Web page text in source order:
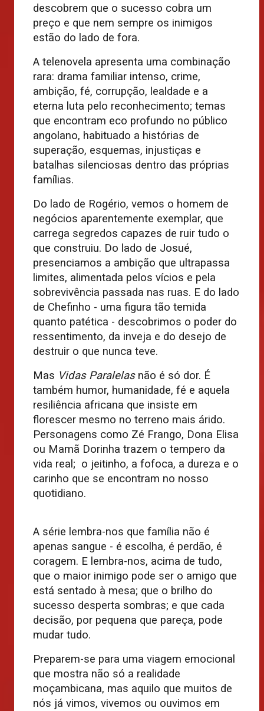
descobrem que o sucesso cobra um
preço e que nem sempre os inimigos
estão do lado de fora.
A telenovela apresenta uma combinação
rara: drama familiar intenso, crime,
ambição, fé, corrupção, lealdade e a
eterna luta pelo reconhecimento; temas
que encontram eco profundo no público
angolano, habituado a histórias de
superação, esquemas, injustiças e
batalhas silenciosas dentro das próprias
famílias.
Do lado de Rogério, vemos o homem de
negócios aparentemente exemplar, que
carrega segredos capazes de ruir tudo o
que construiu. Do lado de Josué,
presenciamos a ambição que ultrapassa
limites, alimentada pelos vícios e pela
sobrevivência passada nas ruas. E do lado
de Chefinho - uma figura tão temida
quanto patética - descobrimos o poder do
ressentimento, da inveja e do desejo de
destruir o que nunca teve.
Mas VidasParalelasnão é só dor. É
também humor, humanidade, fé e aquela
resiliência africana que insiste em
florescer mesmo no terreno mais árido.
Personagens como Zé Frango, Dona Elisa
ou Mamã Dorinha trazem o tempero da
vida real; o jeitinho, a fofoca, a dureza e o
carinho que se encontram no nosso
quotidiano.
A série lembra-nos que família não é
apenas sangue - é escolha, é perdão, é
coragem. E lembra-nos, acima de tudo,
que o maior inimigo pode ser o amigo que
está sentado à mesa; que o brilho do
sucesso desperta sombras; e que cada
decisão, por pequena que pareça, pode
mudar tudo.
Preparem-se para uma viagem emocional
que mostra não só a realidade
moçambicana, mas aquilo que muitos de
nós já vimos, vivemos ou ouvimos em